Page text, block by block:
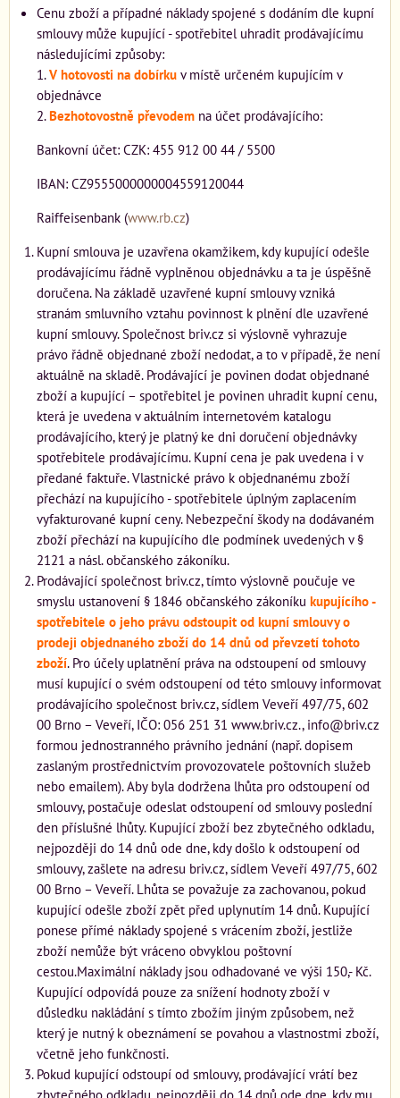
Cenu zboží a případné náklady spojené s dodáním dle kupní
smlouvy může kupující - spotřebitel uhradit prodávajícímu
následujícími způsoby:
1.V hotovosti na dobírku v místě určeném kupujícím v
objednávce
2.Bezhotovostně převodem na účet prodávajícího:
Bankovní účet: CZK: 455 912 00 44 / 5500
IBAN: CZ9555000000004559120044
Raiffeisenbank (www.rb.cz)
Kupní smlouva je uzavřena okamžikem, kdy kupující odešle
prodávajícímu řádně vyplněnou objednávku a ta je úspěšně
doručena. Na základě uzavřené kupní smlouvy vzniká
stranám smluvního vztahu povinnost k plnění dle uzavřené
kupní smlouvy. Společnost briv.cz si výslovně vyhrazuje
právo řádně objednané zboží nedodat, a to v případě, že není
aktuálně na skladě. Prodávající je povinen dodat objednané
zboží a kupující – spotřebitel je povinen uhradit kupní cenu,
která je uvedena v aktuálním internetovém katalogu
prodávajícího, který je platný ke dni doručení objednávky
spotřebitele prodávajícímu. Kupní cena je pak uvedena i v
předané faktuře. Vlastnické právo k objednanému zboží
přechází na kupujícího - spotřebitele úplným zaplacením
vyfakturované kupní ceny. Nebezpeční škody na dodávaném
zboží přechází na kupujícího dle podmínek uvedených v §
2121 a násl. občanského zákoníku.
Prodávající společnost briv.cz, tímto výslovně poučuje ve
smyslu ustanovení § 1846 občanského zákoníku kupujícího -
spotřebitele o jeho právu odstoupit od kupní smlouvy o
prodeji objednaného zboží do 14 dnů od převzetí tohoto
zboží. Pro účely uplatnění práva na odstoupení od smlouvy
musí kupující o svém odstoupení od této smlouvy informovat
prodávajícího společnost briv.cz, sídlem Veveří 497/75, 602
00 Brno – Veveří, IČO: 056 251 31 www.briv.cz., info@briv.cz
formou jednostranného právního jednání (např. dopisem
zaslaným prostřednictvím provozovatele poštovních služeb
nebo emailem). Aby byla dodržena lhůta pro odstoupení od
smlouvy, postačuje odeslat odstoupení od smlouvy poslední
den příslušné lhůty. Kupující zboží bez zbytečného odkladu,
nejpozději do 14 dnů ode dne, kdy došlo k odstoupení od
smlouvy, zašlete na adresu briv.cz, sídlem Veveří 497/75, 602
00 Brno – Veveří. Lhůta se považuje za zachovanou, pokud
kupující odešle zboží zpět před uplynutím 14 dnů. Kupující
ponese přímé náklady spojené s vrácením zboží, jestliže
zboží nemůže být vráceno obvyklou poštovní
cestou.Maximální náklady jsou odhadované ve výši 150,- Kč.
Kupující odpovídá pouze za snížení hodnoty zboží v
důsledku nakládání s tímto zbožím jiným způsobem, než
který je nutný k obeznámení se povahou a vlastnostmi zboží,
včetně jeho funkčnosti.
Pokud kupující odstoupí od smlouvy, prodávající vrátí bez
zbytečného odkladu, nejpozději do 14 dnů ode dne, kdy mu